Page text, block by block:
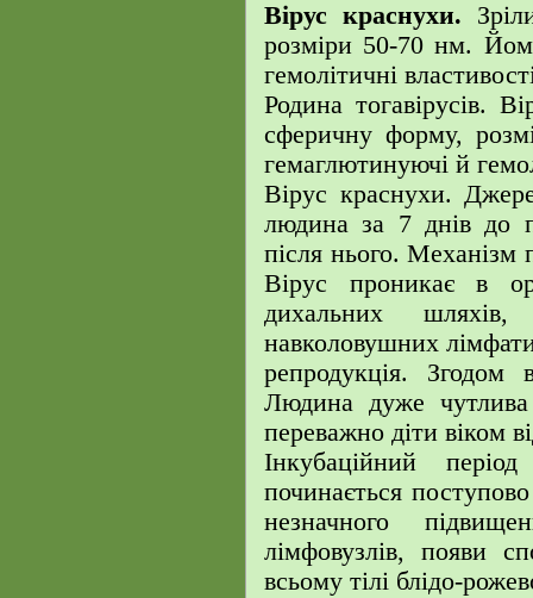
Вірус краснухи.
розміри 50-70 нм.
гемолітичні
Родина тогавірусів.
сферичну форму,
гемаглютинуючі й
Вірус краснухи.
людина за 7 днів до
після нього. Механізм
Вірус проникає в
дихальних
навколовушних
репродукція.
Людина дуже
переважно діти віком
Інкубаційний
починається
незначного
лімфовузлів, появи
всьому тілі блідо-